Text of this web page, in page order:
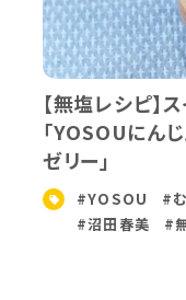
【無塩レシピ】
「YOSOUにん
ゼリー」
#YOSOU #
#沼田春美
#